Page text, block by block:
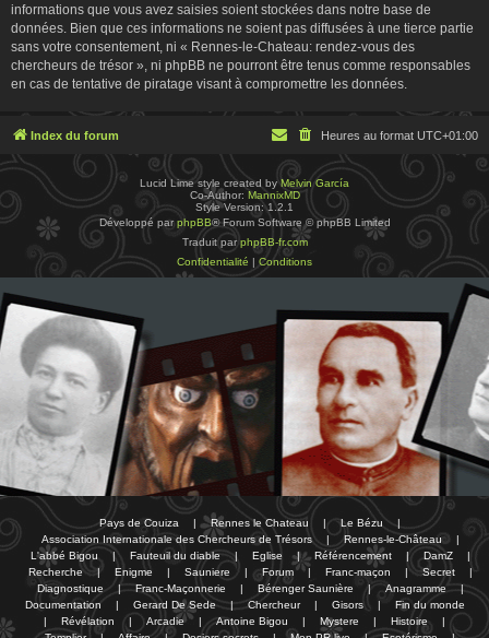
informations que vous avez saisies soient stockées dans notre base de
données. Bien que ces informations ne soient pas diffusées à une tierce partie
sans votre consentement, ni « Rennes-le-Chateau: rendez-vous des
chercheurs de trésor », ni phpBB ne pourront être tenus comme responsables
en cas de tentative de piratage visant à compromettre les données.
Index du forum Heures au format UTC+01:00
Lucid Lime style created by Melvin García
Co-Author: MannixMD
Style Version: 1.2.1
Développé parphpBB® Forum Software © phpBB Limited
Traduit par phpBB-fr.com
Confidentialité | Conditions
Pays de Couiza | Rennes le Chateau | Le Bézu
|
Association Internationale des Chercheurs de Trésors
| Rennes-le-Château
|
L'abbé Bigou
| Fauteuil du diable | Eglise | Référencement | DamZ
|
Recherche
| Enigme | Sauniere | Forum | Franc-maçon | Secret
|
Diagnostique
| Franc-Maçonnerie | Bérenger Saunière | Anagramme
|
Documentation
| Gerard De Sede | Chercheur | Gisors |
Fin du monde
|
Révélation | Arcadie | Antoine Bigou | Mystere | Histoire
|